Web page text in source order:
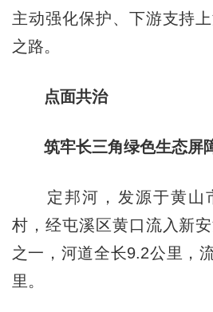
主动强化保护、下游支持
之路。
点面共治
筑牢长三角绿色生态屏
定邦河，发源于黄山
村，经屯溪区黄口流入新
之一，河道全长9.2公里，
里。